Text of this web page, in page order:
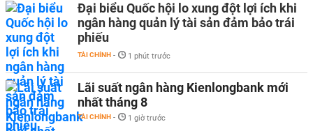
Đại biểu Quốc hội lo xung đột lợi ích khi
ngân hàng quản lý tài sản đảm bảo trái
phiếu
TÀI CHÍNH - 1 phút trước
Lãi suất ngân hàng Kienlongbank mới
nhất tháng 8
TÀI CHÍNH - 1 giờ trước